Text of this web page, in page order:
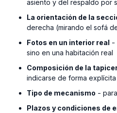
asiento y del respaldo por
La orientación de la
derecha (mirando el sofá
Fotos en un interior real -
sino en una habitación real
Composición de la
indicarse de forma explícita
Tipo de mecanismo -
Plazos y condiciones de